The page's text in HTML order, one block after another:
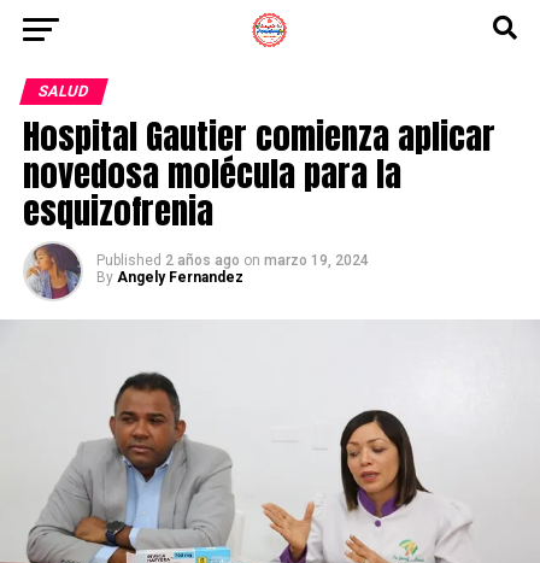
SALUD
Hospital Gautier comienza aplicar
novedosa molécula para la
esquizofrenia
Published 2 años ago on marzo 19, 2024
By Angely Fernandez